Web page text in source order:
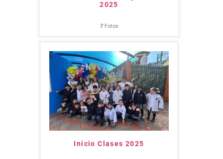
2025
7Fotos
Inicio Clases 2025